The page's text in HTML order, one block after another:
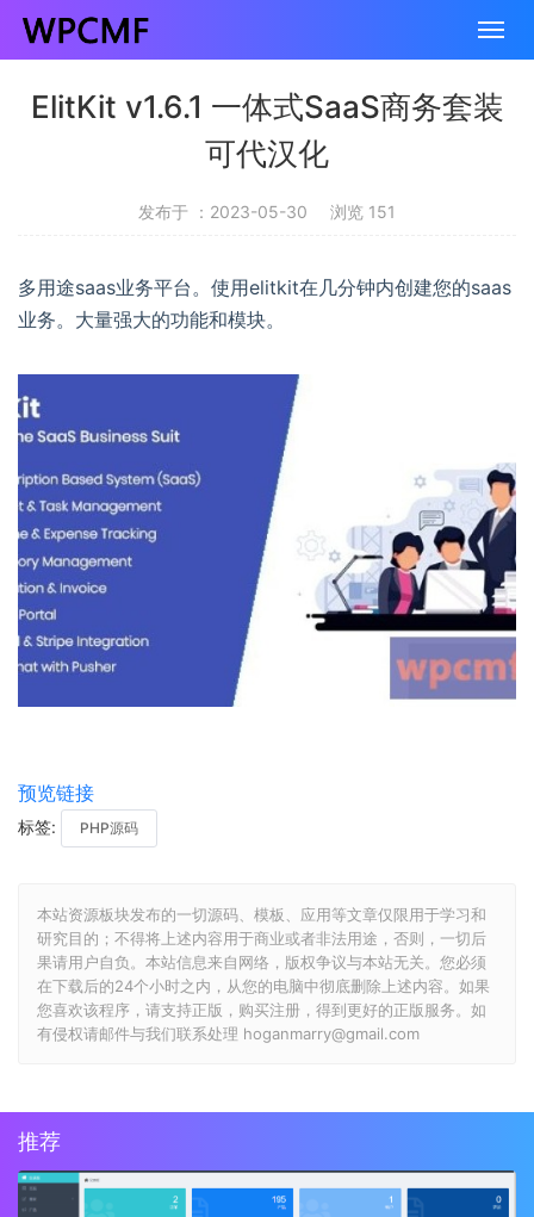
ElitKit v1.6.1 一体式SaaS商务套装
可代汉化
发布于 ：2023-05-30 浏览 151
多用途saas业务平台。使用elitkit在几分钟内创建您的saas
业务。大量强大的功能和模块。
预览链接
标签: PHP源码
本站资源板块发布的一切源码、模板、应用等文章仅限用于学习和
研究目的；不得将上述内容用于商业或者非法用途，否则，一切后
果请用户自负。本站信息来自网络，版权争议与本站无关。您必须
在下载后的24个小时之内，从您的电脑中彻底删除上述内容。如果
您喜欢该程序，请支持正版，购买注册，得到更好的正版服务。如
有侵权请邮件与我们联系处理 hoganmarry@gmail.com
推荐